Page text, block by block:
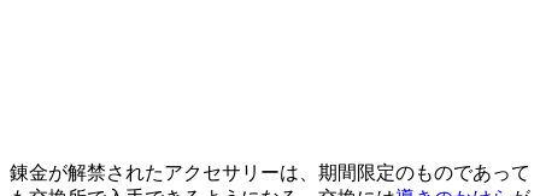
錬金が解禁されたアクセサリーは、期間限定のものであって